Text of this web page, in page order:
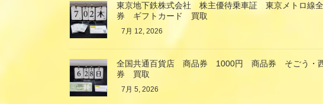
東京地下鉄株式会社 株主優待乗車証 東京メトロ
券 ギフトカード 買取
7月 12, 2026
全国共通百貨店 商品券 1000円 商品券 そごう
券 買取
7月 5, 2026